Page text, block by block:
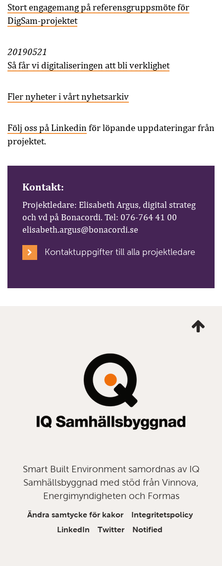
Stort engagemang på referensgruppsmöte för
DigSam-projektet
20190521
Så får vi digitaliseringen att bli verklighet
Fler nyheter i vårt nyhetsarkiv
Följ oss på Linkedin för löpande uppdateringar från
projektet.
Kontakt:
Projektledare: Elisabeth Argus, digital strateg
och vd på Bonacordi. Tel: 076-764 41 00
elisabeth.argus@bonacordi.se
Kontaktuppgifter till alla projektledare
mig
Smart Built Environment samordnas av IQ
Samhällsbyggnad med stöd från Vinnova,
Energimyndigheten och Formas
Ändra samtycke för kakor
Integritetspolicy
LinkedIn
Twitter Notified